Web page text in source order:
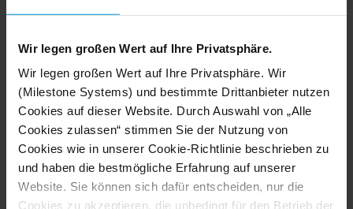
Wir legen großen Wert auf Ihre Privatsphäre.
Wir legen großen Wert auf Ihre Privatsphäre. Wir
(Milestone Systems) und bestimmte Drittanbieter nutzen
Cookies auf dieser Website. Durch Auswahl von „Alle
Cookies zulassen“ stimmen Sie der Nutzung von
Cookies wie in unserer Cookie-Richtlinie beschrieben zu
und haben die bestmögliche Erfahrung auf unserer
Website. Sie können sich dafür entscheiden, nur die
Cookies zu akzeptieren, die unbedingt für den Betrieb der
Jos Beernink, VP EMEA von Milestone Systems, kommentiert die
Hannover Flughafen bezahlt am besten